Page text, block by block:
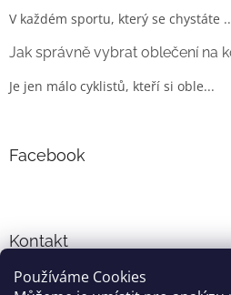
Používáme Cookies
V každém sportu, který se chystáte
Jak správně vybrat oblečení na
Je jen málo cyklistů, kteří si oble...
Facebook
Kontakt
info@cyklo-obleceni.cz